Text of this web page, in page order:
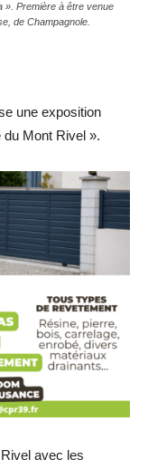
». Première à être venue
de Champagnole.
une exposition
Mont Rivel ».
avec les